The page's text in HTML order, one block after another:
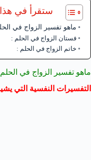
ستقرأ في
ماهو تفسير الزواج في
فستان الزواج في الحلم :
خاتم الزواج في الحلم :
ماهو تفسير الزواج في الحلم
التفسيرات النفسية التي